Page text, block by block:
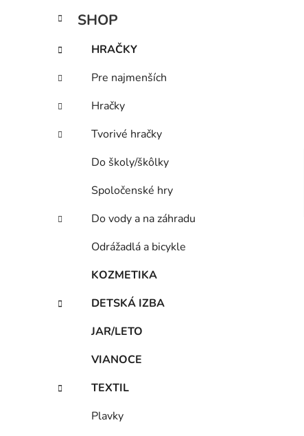
e
l
Preskočiť
kategórie
K
a
e
g
ó
r
e
SHOP
HRAČKY
Pre najmenších
Hračky
Tvorivé hračky
Do školy/škôlky
Spoločenské hry
Do vody a na záhradu
Odrážadlá a bicykle
KOZMETIKA
DETSKÁ IZBA
JAR/LETO
VIANOCE
TEXTIL
Plavky